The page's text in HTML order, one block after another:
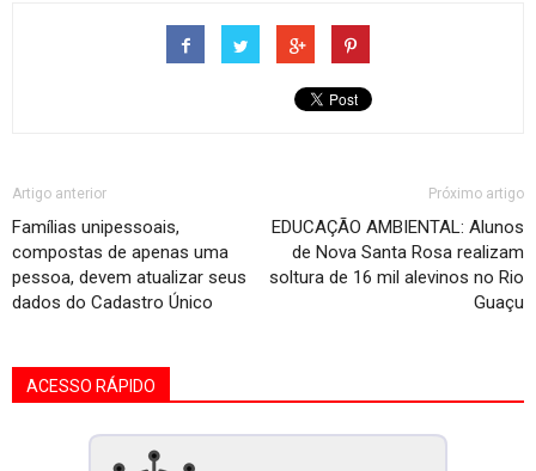
Artigo anterior
Famílias unipessoais,
compostas de apenas uma
pessoa, devem atualizar seus
dados do Cadastro Único
Próximo artigo
EDUCAÇÃO AMBIENTAL: Alunos
de Nova Santa Rosa realizam
soltura de 16 mil alevinos no Rio
Guaçu
ACESSO RÁPIDO